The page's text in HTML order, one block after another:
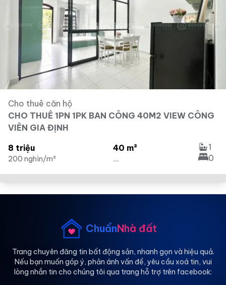
Cho thuê căn hộ
CHO THUÊ 1PN 1PK BAN CÔNG 40M2 VIEW CÔNG
VIÊN GIA ĐỊNH
8 triệu
200 nghìn/m²
40 m²
...
1
0
ChuẩnNhà đất
Trang chuyên đăng tin bất động sản, nhanh gọn và hiệu quả.
Nếu bạn muốn góp ý, phản ánh vấn đề, yêu cầu xoá tin, vui
lòng nhắn tin cho chúng tôi qua trang hỗ trợ trên facebook: